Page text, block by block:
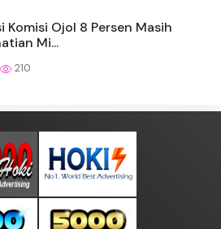
Komisi Ojol 8 Persen Masih
Mi...
210